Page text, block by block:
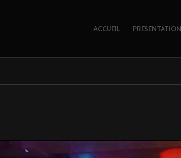
ACCUEIL PRESENTATION